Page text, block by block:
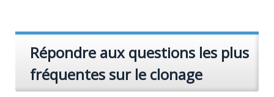
Répondre aux questions les plus
fréquentes sur le clonage